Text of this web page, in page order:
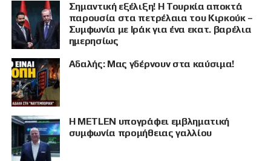
Σημαντική εξέλιξη! Η Τουρκία αποκτά
παρουσία στα πετρέλαια του Κιρκούκ –
Συμφωνία με Ιράκ για ένα εκατ. βαρέλια
ημερησίως
Αδαλής: Μας γδέρνουν στα καύσιμα!
Η METLEN υπογράφει εμβληματική
συμφωνία προμήθειας γαλλίου